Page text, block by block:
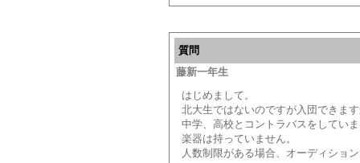
質問
藤新一年生
はじめまして。
北大生ではないのですが入団できま
中学、高校とコントラバスをしてい
楽器は持っていません。
人数制限がある場合、オーディショ